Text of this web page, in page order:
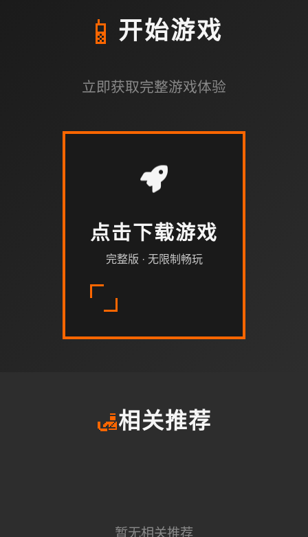
📱 开始游戏
立即获取完整游戏体验
点击下载游戏
完整版 · 无限制畅玩
🛃相关推荐
暂无相关推荐